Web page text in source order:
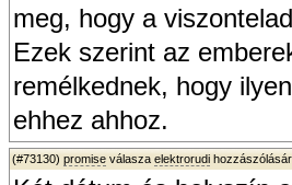
meg, hogy a
Ezek szerint az
remélkednek, hogy
ehhez ahhoz.
(#73130) promise válasza elektrorudi